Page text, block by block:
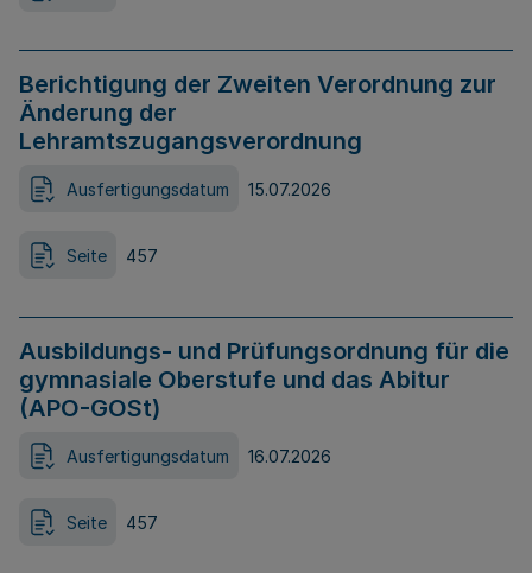
Berichtigung der Zweiten Verordnung zur
Änderung der
Lehramtszugangsverordnung
Ausfertigungsdatum 15.07.2026
Seite 457
Ausbildungs- und Prüfungsordnung für die
gymnasiale Oberstufe und das Abitur
(APO-GOSt)
Ausfertigungsdatum 16.07.2026
Seite 457